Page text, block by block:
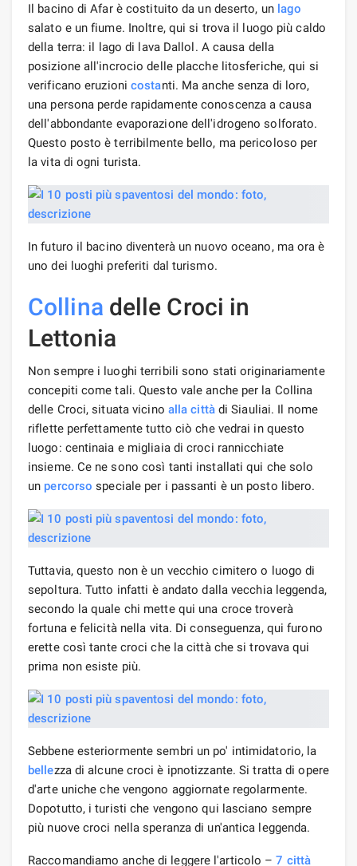
Il bacino di Afar è costituito da un deserto, un lago
salato e un fiume. Inoltre, qui si trova il luogo più caldo
della terra: il lago di lava Dallol. A causa della
posizione all'incrocio delle placche litosferiche, qui si
verificano eruzioni costanti. Ma anche senza di loro,
una persona perde rapidamente conoscenza a causa
dell'abbondante evaporazione dell'idrogeno solforato.
Questo posto è terribilmente bello, ma pericoloso per
la vita di ogni turista.
In futuro il bacino diventerà un nuovo oceano, ma ora è
uno dei luoghi preferiti dal turismo.
Collina delle Croci in
Lettonia
Non sempre i luoghi terribili sono stati originariamente
concepiti come tali. Questo vale anche per la Collina
delle Croci, situata vicino alla cittàdi Siauliai. Il nome
riflette perfettamente tutto ciò che vedrai in questo
luogo: centinaia e migliaia di croci rannicchiate
insieme. Ce ne sono così tanti installati qui che solo
un percorso speciale per i passanti è un posto libero.
Tuttavia, questo non è un vecchio cimitero o luogo di
sepoltura. Tutto infatti è andato dalla vecchia leggenda,
secondo la quale chi mette qui una croce troverà
fortuna e felicità nella vita. Di conseguenza, qui furono
erette così tante croci che la città che si trovava qui
prima non esiste più.
Sebbene esteriormente sembri un po' intimidatorio, la
bellezza di alcune croci è ipnotizzante. Si tratta di opere
d'arte uniche che vengono aggiornate regolarmente.
Dopotutto, i turisti che vengono qui lasciano sempre
più nuove croci nella speranza di un'antica leggenda.
Raccomandiamo anche di leggere l'articolo –7 città